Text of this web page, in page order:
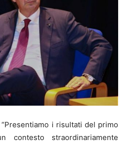
“Presentiamo i risultati del primo
contesto straordinariamente